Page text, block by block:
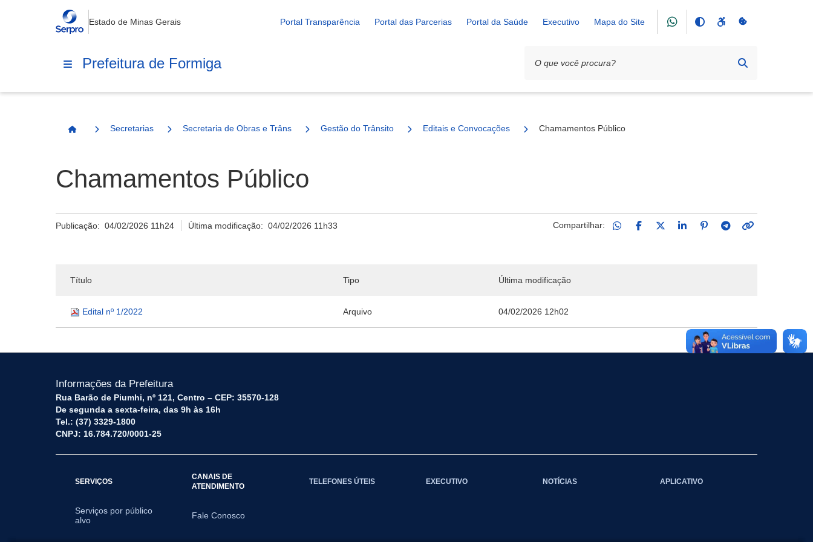
Estado de Minas Gerais Portal Transparência Portal das Parcerias Portal da Saúde Executivo Mapa do Site
Prefeitura de Formiga
Página Inicial
Secretarias Secretaria de Obras e Trânsito Gestão do Trânsito Editais e Convocações Chamamentos Público
Chamamentos Público
Publicação: 04/02/2026 11h24 Última modificação:04/02/2026 11h33 Compartilhar:
Título Tipo Última modificação
Edital nº 1/2022 Arquivo 04/02/2026 12h02
Informações da Prefeitura
Rua Barão de Piumhi, nº 121, Centro – CEP: 35570-128
De segunda a sexta-feira, das 9h às 16h
Tel.: (37) 3329-1800
CNPJ: 16.784.720/0001-25
SERVIÇOS
Serviços por público
alvo
CANAIS DE
ATENDIMENTO
Fale Conosco
TELEFONES ÚTEIS EXECUTIVO NOTÍCIAS APLICATIVO